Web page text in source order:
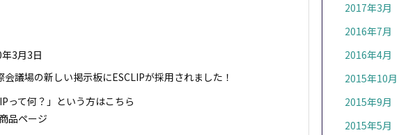
3月3日
会議場の新しい掲示板にESCLIPが採用されました！
って何？」という方はこちら
品ページ
2017年3月
2016年7月
2016年4月
2015年10月
2015年9月
2015年5月